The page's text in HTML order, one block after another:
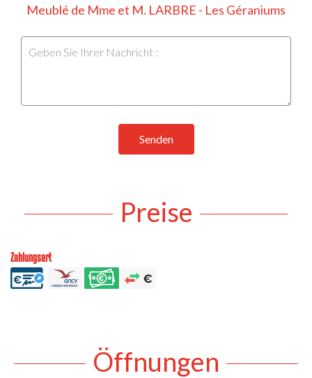
Meublé de Mme et M. LARBRE - Les Géraniums
Senden
Preise
Zahlungsart
Öffnungen